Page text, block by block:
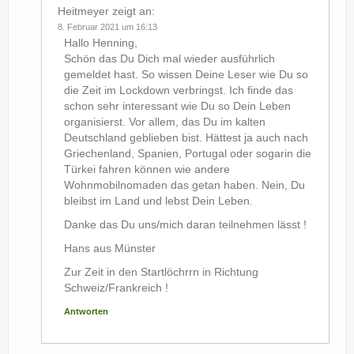
Heitmeyer zeigt an:
8. Februar 2021 um 16:13
Hallo Henning,
Schön das Du Dich mal wieder ausführlich
gemeldet hast. So wissen Deine Leser wie Du so
die Zeit im Lockdown verbringst. Ich finde das
schon sehr interessant wie Du so Dein Leben
organisierst. Vor allem, das Du im kalten
Deutschland geblieben bist. Hättest ja auch nach
Griechenland, Spanien, Portugal oder sogarin die
Türkei fahren können wie andere
Wohnmobilnomaden das getan haben. Nein, Du
bleibst im Land und lebst Dein Leben.
Danke das Du uns/mich daran teilnehmen lässt !
Hans aus Münster
Zur Zeit in den Startlöchrrn in Richtung
Schweiz/Frankreich !
Antworten